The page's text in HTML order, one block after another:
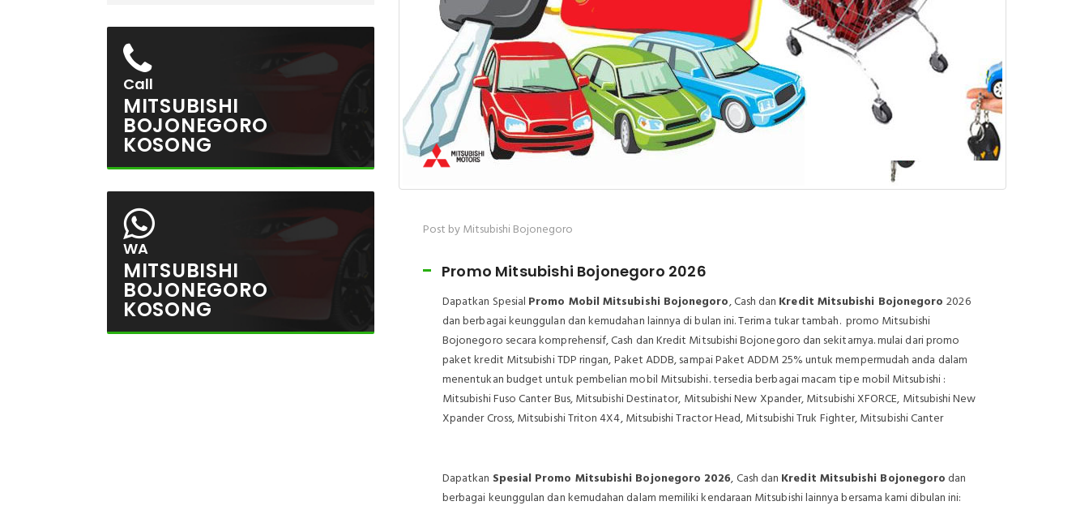
Call
MITSUBISHI
BOJONEGORO
KOSONG
WA
MITSUBISHI
BOJONEGORO
KOSONG
Post by Mitsubishi Bojonegoro
Promo Mitsubishi Bojonegoro 2026
Dapatkan Spesial Promo Mobil Mitsubishi Bojonegoro, Cash dan Kredit Mitsubishi Bojonegoro2026
dan berbagai keunggulan dan kemudahan lainnya di bulan ini. Terima tukar tambah. promo Mitsubishi
Bojonegoro secara komprehensif, Cash dan Kredit Mitsubishi Bojonegoro dan sekitarnya. mulai dari promo
paket kredit Mitsubishi TDP ringan, Paket ADDB, sampai Paket ADDM 25% untuk mempermudah anda dalam
menentukan budget untuk pembelian mobil Mitsubishi. tersedia berbagai macam tipe mobil Mitsubishi :
Mitsubishi Fuso Canter Bus, Mitsubishi Destinator, Mitsubishi New Xpander, Mitsubishi XFORCE, Mitsubishi New
Xpander Cross, Mitsubishi Triton 4X4, Mitsubishi Tractor Head, Mitsubishi Truk Fighter, Mitsubishi Canter
Dapatkan Spesial Promo Mitsubishi Bojonegoro 2026, Cash dan Kredit Mitsubishi Bojonegoro dan
berbagai keunggulan dan kemudahan dalam memiliki kendaraan Mitsubishi lainnya bersama kami dibulan ini: